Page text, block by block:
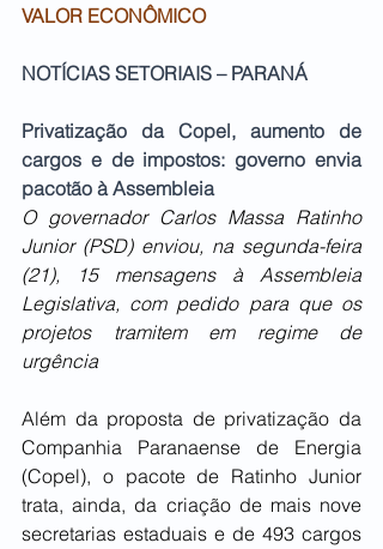
VALOR ECONÔMICO
NOTÍCIAS SETORIAIS – PARANÁ
Privatização da Copel, aumento de
cargos e de impostos: governo envia
pacotão à Assembleia
O governador Carlos Massa Ratinho
Junior (PSD) enviou, na segunda-feira
(21), 15 mensagens à Assembleia
Legislativa, com pedido para que os
projetos tramitem em regime de
urgência
Além da proposta de privatização da
Companhia Paranaense de Energia
(Copel), o pacote de Ratinho Junior
trata, ainda, da criação de mais nove
secretarias estaduais e de 493 cargos